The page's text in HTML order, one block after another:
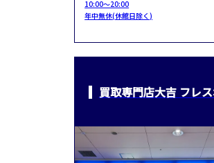
10:00～20:00
年中無休(休館日除く)
買取専門店大吉 フレ